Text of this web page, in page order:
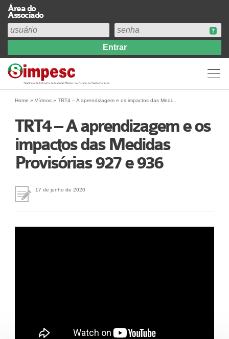
Área do
Associado
Institucional
Perfil
Diretoria
Abrangência
Contribuição Sindical 2026
Acervo
Central de Comunicação
Links
Home » Vídeos » TRT4 – A aprendizagem e os impactos das Medi...
TRT4 – A aprendizagem e os
impactos das Medidas
Provisórias 927 e 936
17 de junho de 2020